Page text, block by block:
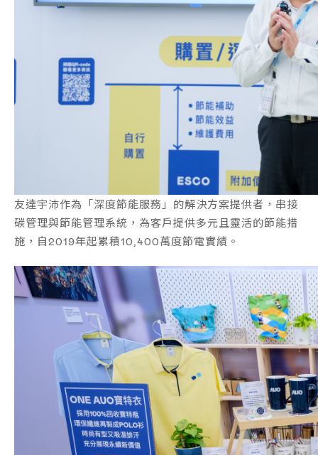
友達宇沛作為「深度節能服務」的解決方案提供者，串接
碳管理與節能管理系統，為客戶提供多元且靈活的節能措
施，自2019年起累積10,400萬度節電實績。